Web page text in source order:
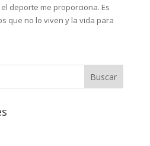
deporte me proporciona. Es
que no lo viven y la vida para